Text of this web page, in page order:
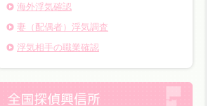
海外浮気確認
妻（配偶者）浮気調査
浮気相手の職業確認